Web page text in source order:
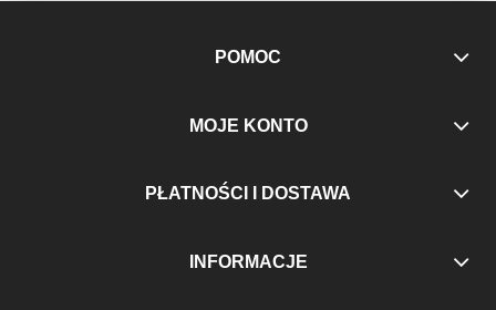
POMOC
MOJE KONTO
PŁATNOŚCI I DOSTAWA
INFORMACJE